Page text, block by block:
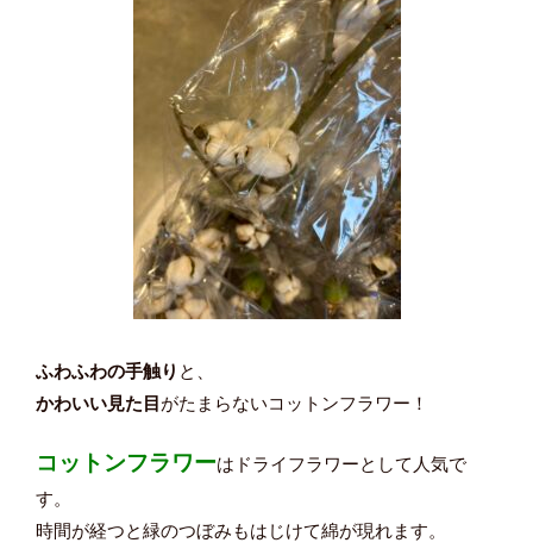
ふわふわの手触り と、
かわいい見た目 がたまらないコットンフラワー！
コットンフラワーは ドライフラワーとして人気で
す。
時間が経つと緑のつぼみもはじけて綿が現れます。